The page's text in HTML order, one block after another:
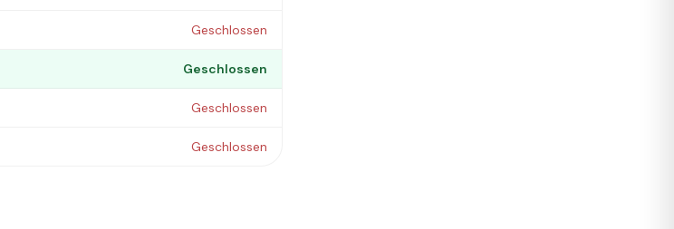
Geschlossen
Geschlossen
Geschlossen
Geschlossen